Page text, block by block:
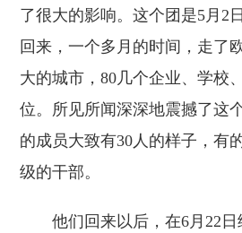
了很大的影响。这个团是5月2
回来，一个多月的时间，走了
大的城市，80几个企业、学校
位。所见所闻深深地震撼了这
的成员大致有30人的样子，有
级的干部。
他们回来以后，在6月22日